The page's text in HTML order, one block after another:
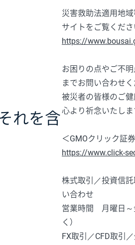
れを含
災害救助法適用地
サイトをご覧くださ
https://
お困りの点やご不
までお問い合わせく
被災者の皆様のご健
心より祈念いたしま
＜GMOクリック証
https://www.click-
株式取引／投資信
い合わせ
営業時間 月曜日～
く）
FX取引／CFD取引